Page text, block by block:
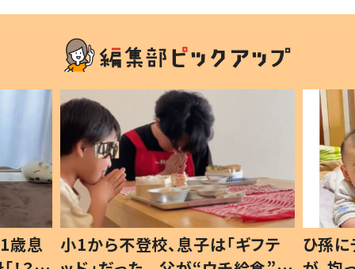
歳息
小1から不登校、息子は「ギフテ
ひ孫